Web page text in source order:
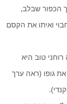
הכפור שבלב,
ואיתו את הקסם
טוב היא
את גופו (ראה ערך